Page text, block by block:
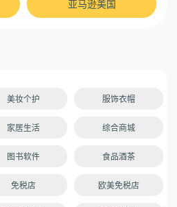
亚马逊美国
美妆个护 服饰衣帽
家居生活 综合商城
图书软件 食品酒茶
免税店 欧美免税店